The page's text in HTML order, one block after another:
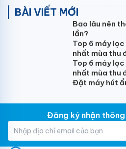
BÀI VIẾT MỚI
Bao lâu nên
lần?
Top 6 máy
nhất mùa thu
Top 6 máy
nhất mùa thu
Đặt máy hút
Đăng ký nhận